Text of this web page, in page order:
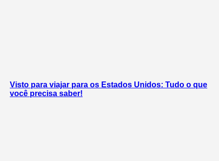
Visto para viajar para os Estados Unidos: Tudo o que
você precisa saber!